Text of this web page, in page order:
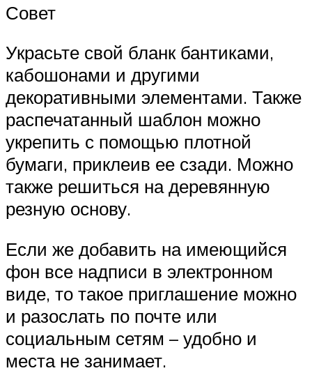
Совет
Украсьте свой бланк бантиками,
кабошонами и другими
декоративными элементами. Также
распечатанный шаблон можно
укрепить с помощью плотной
бумаги, приклеив ее сзади. Можно
также решиться на деревянную
резную основу.
Если же добавить на имеющийся
фон все надписи в электронном
виде, то такое приглашение можно
и разослать по почте или
социальным сетям – удобно и
места не занимает.